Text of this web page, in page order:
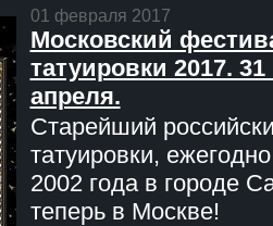
01 февраля 2017
Московский
татуировки 2017. 31
апреля.
Старейший
татуировки,
2002 года в городе
теперь в Москве!